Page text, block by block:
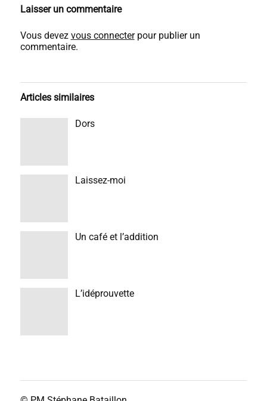
Laisser un commentaire
Vous devez vous connecterpour publier un
commentaire.
Articles similaires
Dors
Laissez-moi
Un café et l’addition
L’idéprouvette